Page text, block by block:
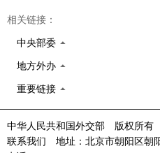
相关链接：
中央部委
地方外办
重要链接
中华人民共和国外交部 版权所有
联系我们 地址：北京市朝阳区